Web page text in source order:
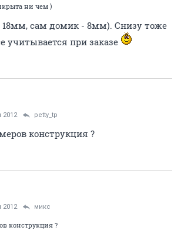
ни чем )
18мм, сам домик - 8мм). Снизу тоже
учитывается при заказе
2012 petty_tp
конструкция ?
2012 микс
конструкция ?